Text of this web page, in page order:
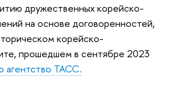
дружественных корейско-
на основе договоренностей,
корейско-
прошедшем в сентябре 2023
агентство ТАСС.